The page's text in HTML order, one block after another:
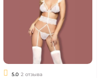
5.0 2 отзыва